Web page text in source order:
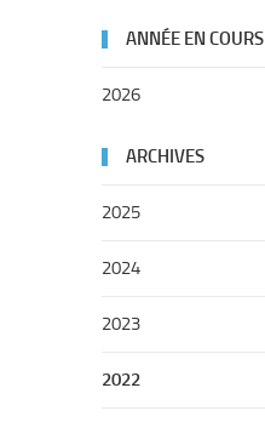
ANNÉE EN COURS
2026
ARCHIVES
2025
2024
2023
2022